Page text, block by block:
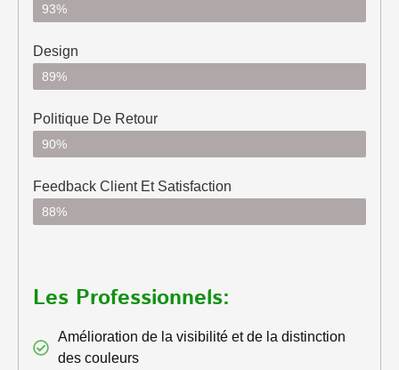
93%
Design
89%
Politique De Retour
90%
Feedback Client Et Satisfaction
88%
Les Professionnels:
Amélioration de la visibilité et de la distinction
des couleurs